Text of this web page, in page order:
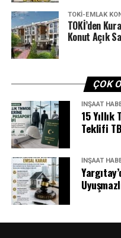
SONRAKI
İnşaat sektörü, yüksek
maliyetleriyle mücadele
ÖNCEKI
katkı
TOKI-EMLAK
TOKİ’den
Konut Açık
ÇOK
İNŞAAT
15
Teklifi
İNŞAAT